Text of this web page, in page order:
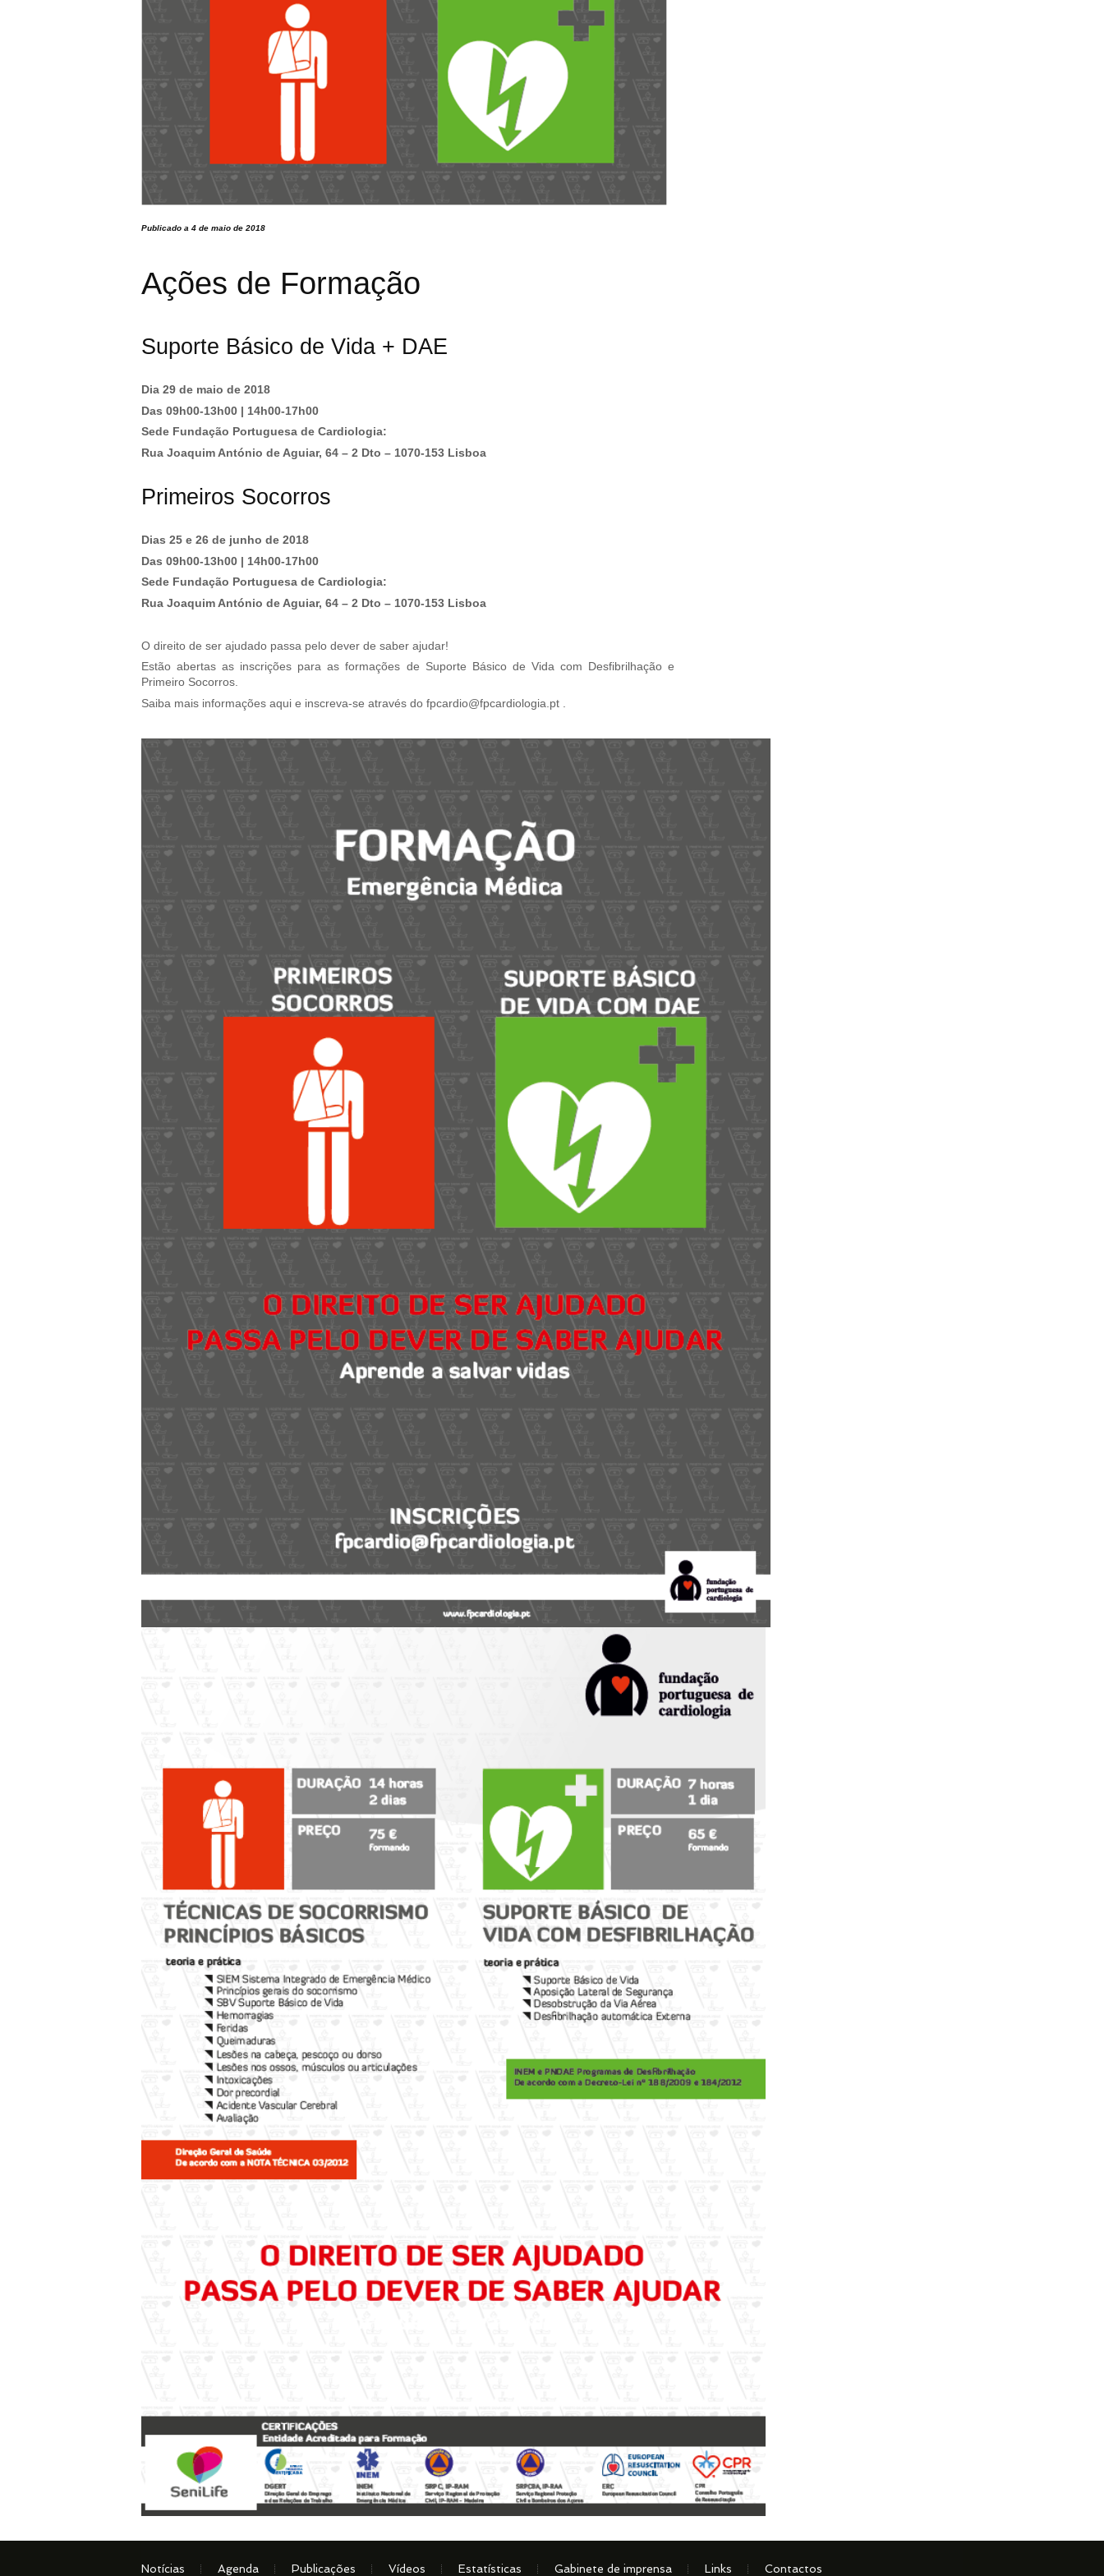
Publicado a 4 de maio de 2018
Ações de Formação
Suporte Básico de Vida + DAE
Dia 29 de maio de 2018
Das 09h00-13h00 | 14h00-17h00
Sede Fundação Portuguesa de Cardiologia:
Rua Joaquim António de Aguiar, 64 – 2 Dto – 1070-153 Lisboa
Primeiros Socorros
Dias 25 e 26 de junho de 2018
Das 09h00-13h00 | 14h00-17h00
Sede Fundação Portuguesa de Cardiologia:
Rua Joaquim António de Aguiar, 64 – 2 Dto – 1070-153 Lisboa
O direito de ser ajudado passa pelo dever de saber ajudar!
Estão abertas as inscrições para as formações de Suporte Básico de Vida com Desfibrilhação e
Primeiro Socorros.
Saiba mais informações aqui e inscreva-se através do fpcardio@fpcardiologia.pt .
Notícias Agenda Publicações Vídeos Estatísticas Gabinete de imprensa Links Contactos